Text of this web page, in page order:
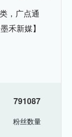
，广点通
禾新媒】
791087
粉丝数量